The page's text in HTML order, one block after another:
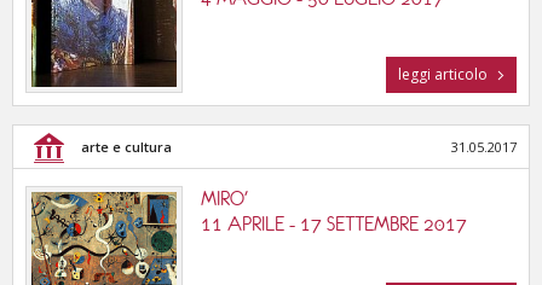
leggi articolo
arte e cultura 31.05.2017
MIRO'
11 APRILE - 17 SETTEMBRE 2017